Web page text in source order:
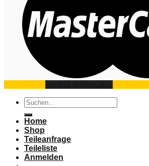
Suchen
nach:
Home
Shop
Teileanfrage
Teileliste
Anmelden